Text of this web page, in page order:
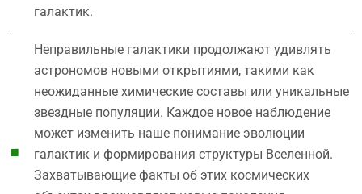
галактик.
Неправильные галактики продолжают удивлять
астрономов новыми открытиями, такими как
неожиданные химические составы или уникальные
звездные популяции. Каждое новое наблюдение
может изменить наше понимание эволюции
галактик и формирования структуры Вселенной.
Захватывающие факты об этих космических